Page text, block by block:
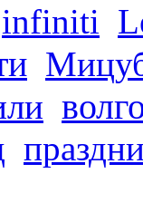
infiniti